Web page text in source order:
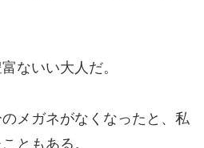
ないい大人だ。
メガネがなくなったと、私
ともある。